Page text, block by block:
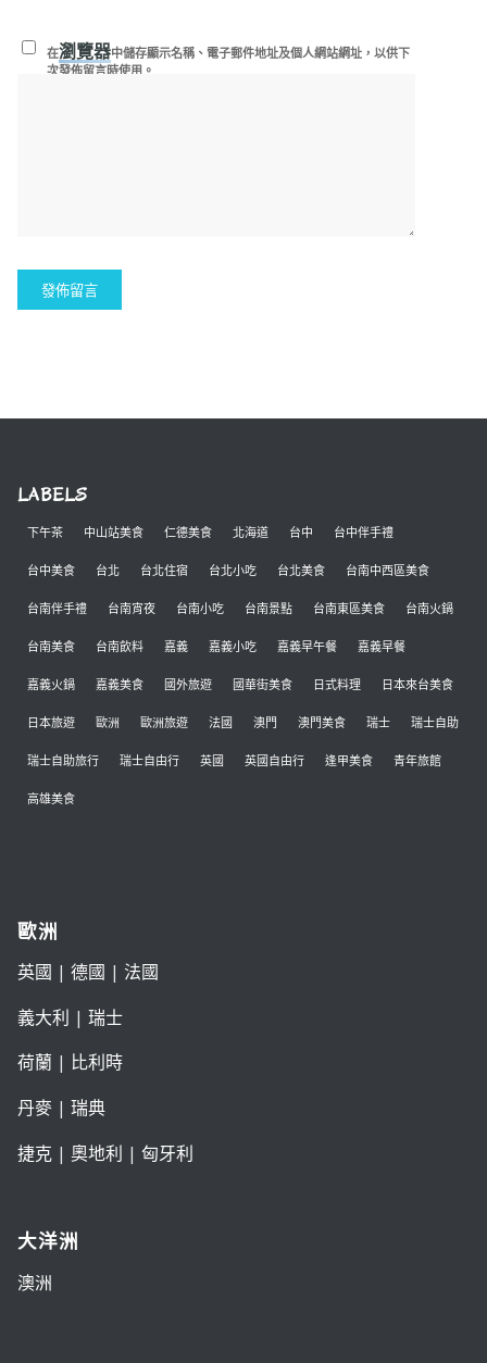
在瀏覽器中儲存顯示名稱、電子郵件地址及個人網站網址，以供下
次發佈留言時使用。
LABELS
下午茶 中山站美食 仁德美食 北海道 台中 台中伴手禮
台中美食 台北 台北住宿 台北小吃 台北美食 台南中西區美食
台南伴手禮 台南宵夜 台南小吃 台南景點 台南東區美食 台南火鍋
台南美食 台南飲料 嘉義 嘉義小吃 嘉義早午餐 嘉義早餐
嘉義火鍋 嘉義美食 國外旅遊 國華街美食 日式料理 日本來台美食
日本旅遊 歐洲 歐洲旅遊 法國 澳門 澳門美食 瑞士 瑞士自助
瑞士自助旅行 瑞士自由行 英國 英國自由行 逢甲美食 青年旅館
高雄美食
歐洲
英國 | 德國 | 法國
義大利 | 瑞士
荷蘭| 比利時
丹麥| 瑞典
捷克| 奧地利 | 匈牙利
大洋洲
澳洲